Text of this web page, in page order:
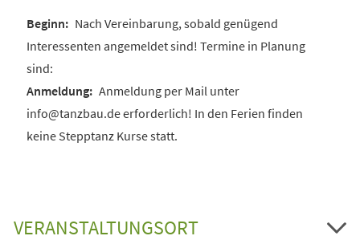
Nach Vereinbarung, sobald genügend
Interessenten angemeldet sind! Termine in Planung
sind:
Anmeldung per Mail unter
info@tanzbau.de erforderlich! In den Ferien finden
keine Stepptanz Kurse statt.
VERANSTALTUNGSORT